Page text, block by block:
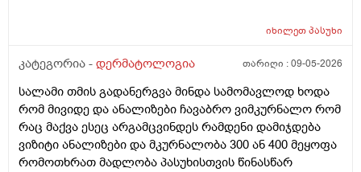
ოპერაცია ანუ ბეწვის ჩაბრუნება(ლაზერით) მაგის მერე
წყლით) ანუ არამგონია რომ გამიმეორდეს. ჭიები
გარშემო, ჰემოროიდიც მაქვს ოდნავ, სოკო შეიძლება
იყოს? ან კანის გაღიზიანება?
იხილეთპასუხი
კატეგორია - დერმატოლოგია თარიღი :09-05-2026
სალამი თმის გადანერგვა მინდა სამომავლოდ ხოდა
რომ მივიდე და ანალიზები ჩავაბრო ვიმკურნალო რომ
რაც მაქვა ესეც არგამცვინდეს რამდენი დამიჯდება
ვიზიტი ანალიზები და მკურნალობა 300 ან 400 მეყოფა
რომოთხრათ მადლობა პასუხისთვის წინასწარ